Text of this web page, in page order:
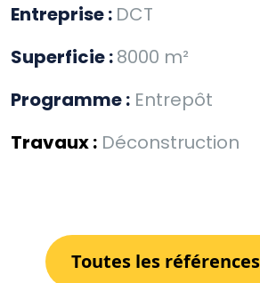
Entreprise : DCT
Superficie :8000 m²
Programme : Entrepôt
Travaux : Déconstruction
Toutes les